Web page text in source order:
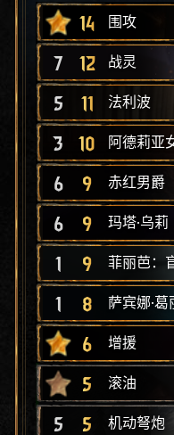
14 围攻
7 12 战灵
5 11 法利波
3 10 阿德莉亚
6 9 赤红男爵
6 9 玛塔·乌莉
1 9 菲丽芭：
1 8 萨宾娜·
6 增援
5 滚油
5 5 机动弩炮